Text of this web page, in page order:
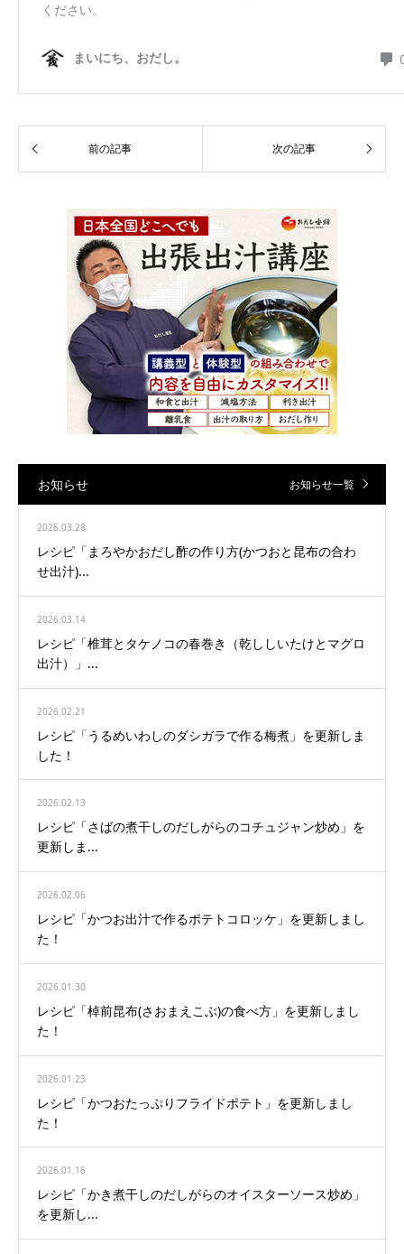
お知らせ お知らせ一覧
2026.03.28
レシピ「まろやかおだし酢の作り方(かつおと昆布の合わ
せ出汁)...
2026.03.14
レシピ「椎茸とタケノコの春巻き（乾ししいたけとマグロ
出汁）」...
2026.02.21
レシピ「うるめいわしのダシガラで作る梅煮」を更新しま
した！
2026.02.13
レシピ「さばの煮干しのだしがらのコチュジャン炒め」を
更新しま...
2026.02.06
レシピ「かつお出汁で作るポテトコロッケ」を更新しまし
た！
2026.01.30
レシピ「棹前昆布(さおまえこぶ)の食べ方」を更新しまし
た！
2026.01.23
レシピ「かつおたっぷりフライドポテト」を更新しまし
た！
2026.01.16
レシピ「かき煮干しのだしがらのオイスターソース炒め」
を更新し...